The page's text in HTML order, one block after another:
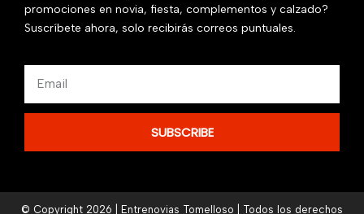
promociones en novia, fiesta, complementos y calzado?
Suscríbete ahora, solo recibirás correos puntuales.
SUBSCRIBE
© Copyright 2026 | Entrenovias Tomelloso | Todos los derechos